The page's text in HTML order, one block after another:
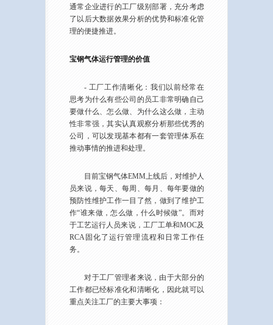
通常企业进行的工厂级别部署，充分考虑
了以后大数据效果分析的优势和标准化管
理的便捷推进。
宝钢气体运行管理的价值
- 工厂工作清晰化：我们以前经常在
思考为什么有些公司的员工非常明确自己
要做什么、怎么做、为什么这么做，主动
性非常强，其实认真观察分析那些优秀的
公司，可以发现基本都有一套管理体系在
推动事情的推进和处理。
目前宝钢气体EMM上线后，对维护人
员来说，每天、每周、每月、每年要做的
预防性维护工作一目了然，做到了维护工
作“谁来做，怎么做，什么时候做”。而对
于工艺运行人员来说，工厂工单和MOC及
RCA固化了运行管理流程和日常工作任
务。
对于工厂管理者来说，由于大部分的
工作都已经标准化和清晰化，因此就可以
重点关注工厂的主要大事项：